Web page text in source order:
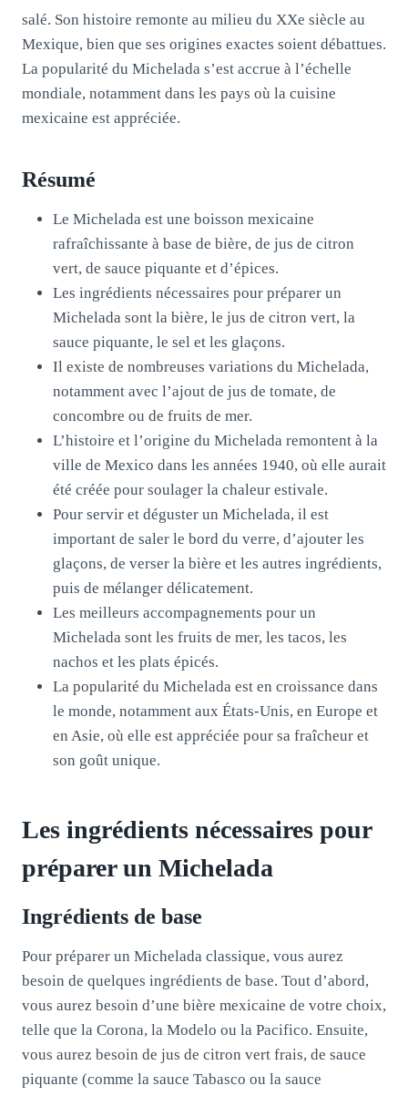
salé. Son histoire remonte au milieu du XXe siècle au
Mexique, bien que ses origines exactes soient débattues.
La popularité du Michelada s’est accrue à l’échelle
mondiale, notamment dans les pays où la cuisine
mexicaine est appréciée.
Résumé
Le Michelada est une boisson mexicaine
rafraîchissante à base de bière, de jus de citron
vert, de sauce piquante et d’épices.
Les ingrédients nécessaires pour préparer un
Michelada sont la bière, le jus de citron vert, la
sauce piquante, le sel et les glaçons.
Il existe de nombreuses variations du Michelada,
notamment avec l’ajout de jus de tomate, de
concombre ou de fruits de mer.
L’histoire et l’origine du Michelada remontent à la
ville de Mexico dans les années 1940, où elle aurait
été créée pour soulager la chaleur estivale.
Pour servir et déguster un Michelada, il est
important de saler le bord du verre, d’ajouter les
glaçons, de verser la bière et les autres ingrédients,
puis de mélanger délicatement.
Les meilleurs accompagnements pour un
Michelada sont les fruits de mer, les tacos, les
nachos et les plats épicés.
La popularité du Michelada est en croissance dans
le monde, notamment aux États-Unis, en Europe et
en Asie, où elle est appréciée pour sa fraîcheur et
son goût unique.
Les ingrédients nécessaires pour
préparer un Michelada
Ingrédients de base
Pour préparer un Michelada classique, vous aurez
besoin de quelques ingrédients de base. Tout d’abord,
vous aurez besoin d’une bière mexicaine de votre choix,
telle que la Corona, la Modelo ou la Pacifico. Ensuite,
vous aurez besoin de jus de citron vert frais, de sauce
piquante (comme la sauce Tabasco ou la sauce